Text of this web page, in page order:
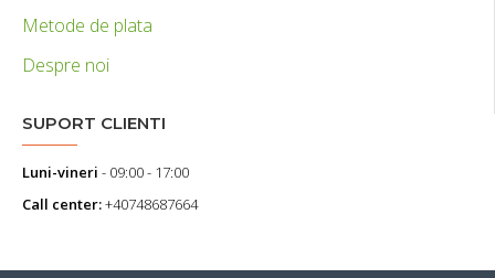
Metode de plata
Despre noi
SUPORT CLIENTI
Luni-vineri - 09:00 - 17:00
Call center:+40748687664